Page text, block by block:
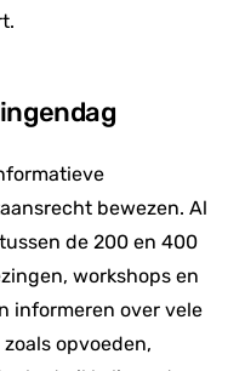
bewezen. Al
de 200 en 400
workshops en
informeren over vele
opvoeden,